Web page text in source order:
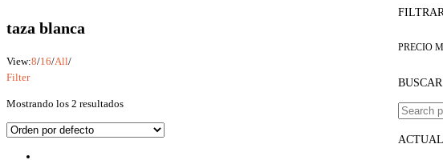
taza blanca
View:8/16/All/
Filter
Mostrando los 2 resultados
PRECIO